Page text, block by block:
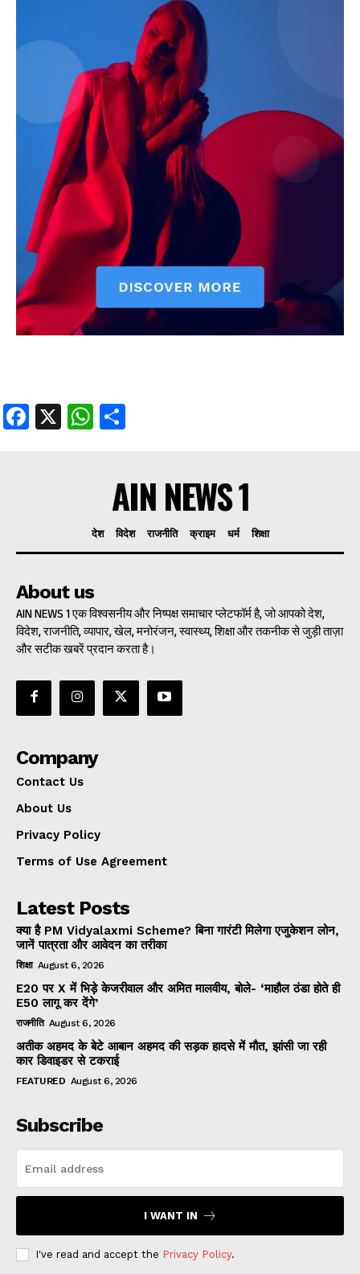
AIN NEWS 1
Contact Us
About Us
Privacy Policy
Terms of Use Agreement
Facebook
X WhatsApp
Share
Facebook
X WhatsApp
AIN NEWS 1
देश विदेश राजनीति क्राइम धर्म शिक्षा
About us
AIN NEWS 1 एक विश्वसनीय और निष्पक्ष समाचार प्लेटफॉर्म है, जो आपको देश,
विदेश, राजनीति, व्यापार, खेल, मनोरंजन, स्वास्थ्य, शिक्षा और तकनीक से जुड़ी ताज़ा
और सटीक खबरें प्रदान करता है।
Company
Contact Us
About Us
Privacy Policy
Terms of Use Agreement
Latest Posts
क्या है PM Vidyalaxmi Scheme? बिना गारंटी मिलेगा एजुकेशन लोन,
जानें पात्रता और आवेदन का तरीका
शिक्षा August 6, 2026
E20 पर X में भिड़े केजरीवाल और अमित मालवीय, बोले- ‘माहौल ठंडा होते ही
E50 लागू कर देंगे’
राजनीति August 6, 2026
अतीक अहमद के बेटे आबान अहमद की सड़क हादसे में मौत, झांसी जा रही
कार डिवाइडर से टकराई
FEATURED August 6, 2026
Subscribe
I WANT IN
I've read and accept the Privacy Policy.